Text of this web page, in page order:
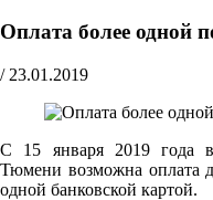
Оплата более одной
/ 23.01.2019
С 15 января 2019 года в
Тюмени возможна оплата
одной банковской картой.